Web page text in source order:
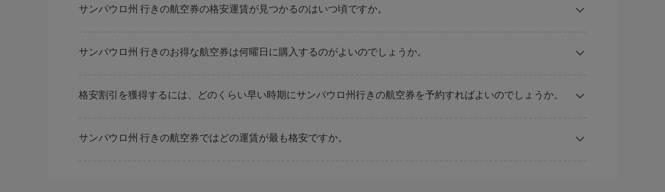
だけではなく、往路および復路で近い日付の格安航空券 も表示されるため、お得な運賃を見つけることができます。 また、それぞれの日付で異なる
を探すことでより格安な運賃の航空券が見つかることがあります。
サンパウロ州 行きの航空券の格安運賃が見つかるのはいつ頃ですか。
ーズンです。 また、週末のご旅行をお考えなら出来るだけ早い時期 に航空券をご購入いただくことで、格安運賃が見つけやすくなります。
サンパウロ州 行きのお得な航空券は何曜日に購入するのがよいのでしょうか。
に予約した航空券がより格安となります。 また、日付や時間帯をあまり固定せずに探したほうが、よりお得な航空券を選択 することができます。
格安割引を獲得するには、どのくらい早い時期にサンパウロ州行きの航空券を予約すればよいのでしょうか。
早い時期でのご購入がとても重要です。
サンパウロ州 行きの航空券ではどの運賃が最も格安ですか。